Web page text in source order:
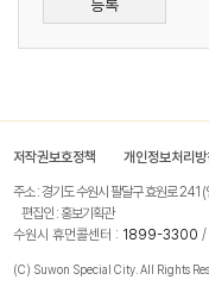
등록
저작권보호정책 개인정보처리방
주소 : 경기도 수원시 팔달구 효원로 241 (
편집인 : 홍보기획관
수원시 휴먼콜센터 : 1899-3300 /
(C) Suwon Special City. All Rights